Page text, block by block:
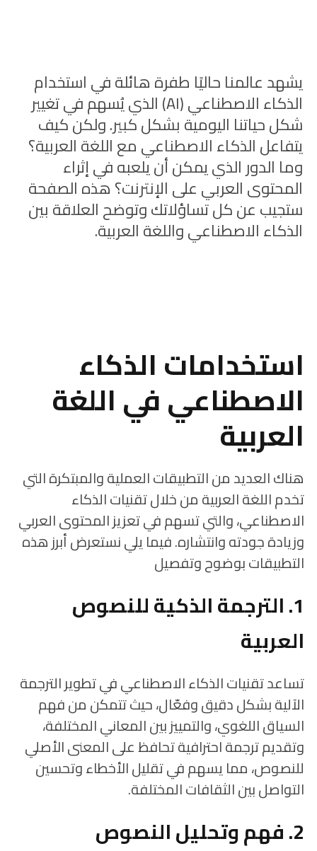
يشهد عالمنا حاليًا طفرة هائلة في استخدام
الذكاء الاصطناعي (AI) الذي يُسهم في تغيير
شكل حياتنا اليومية بشكل كبير. ولكن كيف
يتفاعل الذكاء الاصطناعي مع اللغة العربية؟
وما الدور الذي يمكن أن يلعبه في إثراء
المحتوى العربي على الإنترنت؟ هذه الصفحة
ستجيب عن كل تساؤلاتك وتوضح العلاقة بين
الذكاء الاصطناعي واللغة العربية.
استخدامات الذكاء
الاصطناعي في اللغة
العربية
هناك العديد من التطبيقات العملية والمبتكرة التي
تخدم اللغة العربية من خلال تقنيات الذكاء
الاصطناعي، والتي تسهم في تعزيز المحتوى العربي
وزيادة جودته وانتشاره. فيما يلي نستعرض أبرز هذه
التطبيقات بوضوح وتفصيل
1. الترجمة الذكية للنصوص
العربية
تساعد تقنيات الذكاء الاصطناعي في تطوير الترجمة
الآلية بشكل دقيق وفعّال، حيث تتمكن من فهم
السياق اللغوي، والتمييز بين المعاني المختلفة،
وتقديم ترجمة احترافية تحافظ على المعنى الأصلي
للنصوص، مما يسهم في تقليل الأخطاء وتحسين
التواصل بين الثقافات المختلفة.
2. فهم وتحليل النصوص